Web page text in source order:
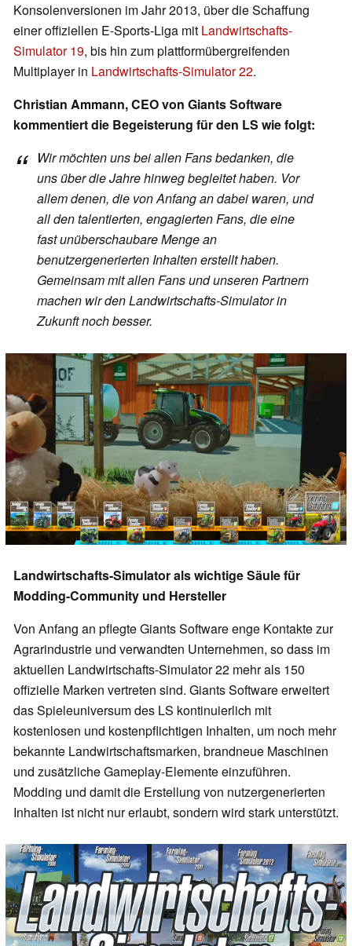
Konsolenversionen im Jahr 2013, über die Schaffung
einer offiziellen E-Sports-Liga mit Landwirtschafts-
Simulator 19, bis hin zum plattformübergreifenden
Multiplayer in Landwirtschafts-Simulator 22.
Christian Ammann, CEO von Giants Software
kommentiert die Begeisterung für den LS wie folgt:
Wir möchten uns bei allen Fans bedanken, die
uns über die Jahre hinweg begleitet haben. Vor
allem denen, die von Anfang an dabei waren, und
all den talentierten, engagierten Fans, die eine
fast unüberschaubare Menge an
benutzergenerierten Inhalten erstellt haben.
Gemeinsam mit allen Fans und unseren Partnern
machen wir den Landwirtschafts-Simulator in
Zukunft noch besser.
Landwirtschafts-Simulator als wichtige Säule für
Modding-Community und Hersteller
Von Anfang an pflegte Giants Software enge Kontakte zur
Agrarindustrie und verwandten Unternehmen, so dass im
aktuellen Landwirtschafts-Simulator 22 mehr als 150
offizielle Marken vertreten sind. Giants Software erweitert
das Spieleuniversum des LS kontinuierlich mit
kostenlosen und kostenpflichtigen Inhalten, um noch mehr
bekannte Landwirtschaftsmarken, brandneue Maschinen
und zusätzliche Gameplay-Elemente einzuführen.
Modding und damit die Erstellung von nutzergenerierten
Inhalten ist nicht nur erlaubt, sondern wird stark unterstützt.